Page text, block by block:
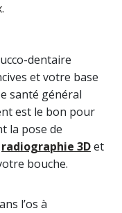
dentaire
et votre base
santé général
est le bon pour
la pose de
radiographie 3Det
bouche.
l’os à